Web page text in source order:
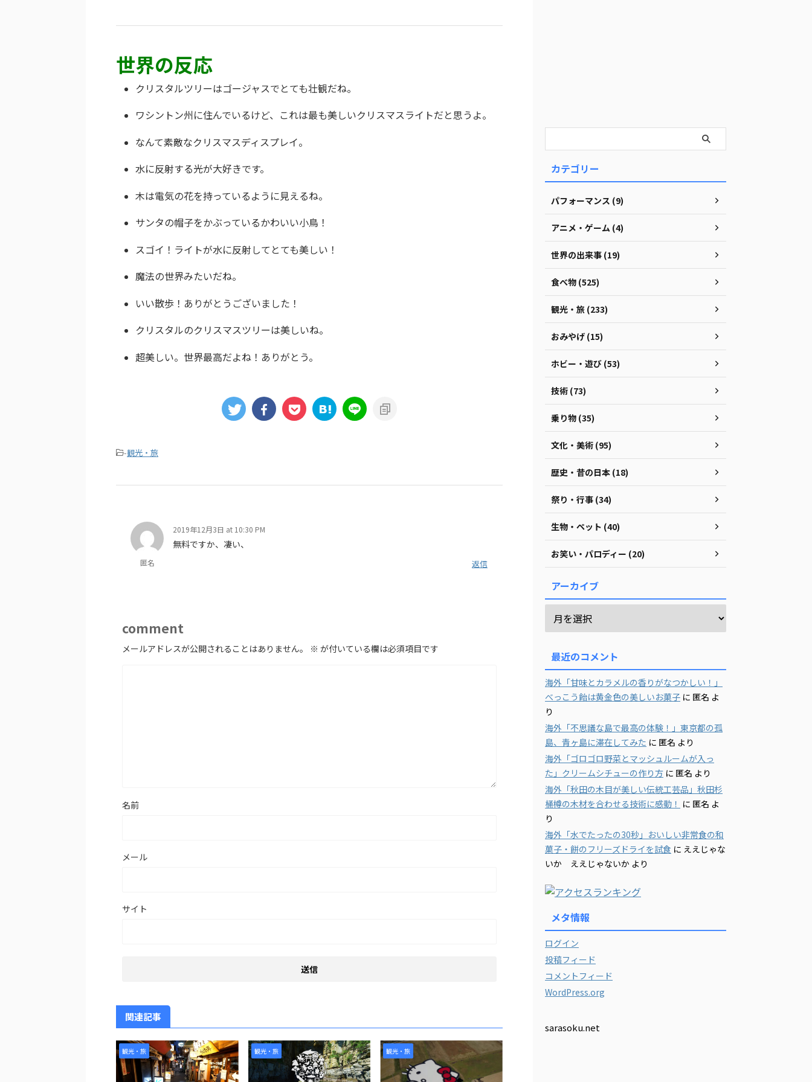
世界の反応
クリスタルツリーはゴージャスでとても壮観だね。
ワシントン州に住んでいるけど、これは最も美しいクリスマスライトだと思うよ。
なんて素敵なクリスマスディスプレイ。
水に反射する光が大好きです。
木は電気の花を持っているように見えるね。
サンタの帽子をかぶっているかわいい小鳥！
スゴイ！ライトが水に反射してとても美しい！
魔法の世界みたいだね。
いい散歩！ありがとうございました！
クリスタルのクリスマスツリーは美しいね。
超美しい。世界最高だよね！ありがとう。
-観光・旅
匿名
2019年12月3日 at 10:30 PM
無料ですか、凄い、
返信
comment
メールアドレスが公開されることはありません。 ※ が付いている欄は必須項目です
名前
メール
サイト
関連記事
観光・旅 観光・旅 観光・旅
カテゴリー
パフォーマンス (9)
アニメ・ゲーム (4)
世界の出来事 (19)
食べ物 (525)
観光・旅 (233)
おみやげ (15)
ホビー・遊び (53)
技術 (73)
乗り物 (35)
文化・美術 (95)
歴史・昔の日本 (18)
祭り・行事 (34)
生物・ペット (40)
お笑い・パロディー (20)
アーカイブ
最近のコメント
海外「甘味とカラメルの香りがなつかしい！」
べっこう飴は黄金色の美しいお菓子 に 匿名 よ
り
海外「不思議な島で最高の体験！」東京都の孤
島、青ヶ島に滞在してみた に 匿名 より
海外「ゴロゴロ野菜とマッシュルームが入っ
た」クリームシチューの作り方 に 匿名 より
海外「秋田の木目が美しい伝統工芸品」秋田杉
桶樽の木材を合わせる技術に感動！ に 匿名 よ
り
海外「水でたったの30秒」おいしい非常食の和
菓子・餅のフリーズドライを試食 に ええじゃな
いか ええじゃないか より
メタ情報
ログイン
投稿フィード
コメントフィード
WordPress.org
sarasoku.net